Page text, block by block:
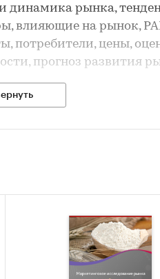
динамика рынка,
влияющие на рынок,
потребители, цены,
прогноз развития
по рынку в
отдельных его
кукурузной муки
на рынок